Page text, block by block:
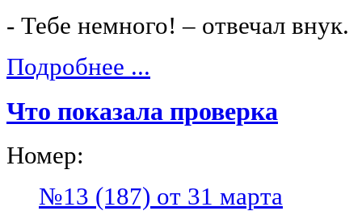
- Тебе немного! – отвечал внук.
Подробнее ...
Что показала проверка
Номер:
№13 (187) от 31 марта